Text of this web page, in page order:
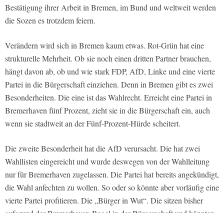
Bestätigung ihrer Arbeit in Bremen, im Bund und weltweit werden
die Sozen es trotzdem feiern.
Verändern wird sich in Bremen kaum etwas. Rot-Grün hat eine
strukturelle Mehrheit. Ob sie noch einen dritten Partner brauchen,
hängt davon ab, ob und wie stark FDP, AfD, Linke und eine vierte
Partei in die Bürgerschaft einziehen. Denn in Bremen gibt es zwei
Besonderheiten. Die eine ist das Wahlrecht. Erreicht eine Partei in
Bremerhaven fünf Prozent, zieht sie in die Bürgerschaft ein, auch
wenn sie stadtweit an der Fünf-Prozent-Hürde scheitert.
Die zweite Besonderheit hat die AfD verursacht. Die hat zwei
Wahllisten eingereicht und wurde deswegen von der Wahlleitung
nur für Bremerhaven zugelassen. Die Partei hat bereits angekündigt,
die Wahl anfechten zu wollen. So oder so könnte aber vorläufig eine
vierte Partei profitieren. Die „Bürger in Wut“. Die sitzen bisher